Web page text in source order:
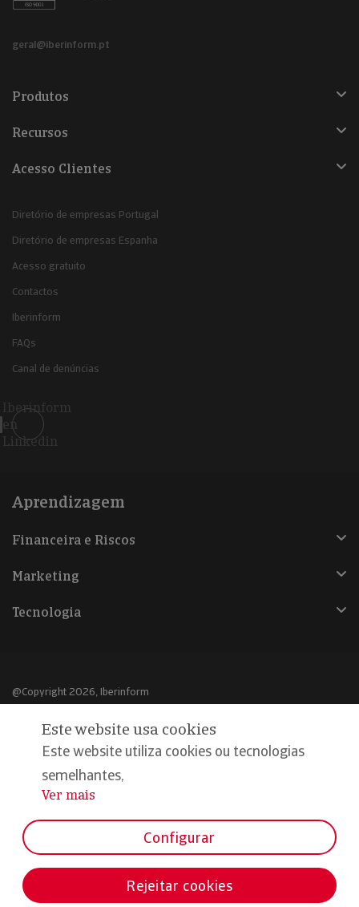
geral@iberinform.pt
Produtos
Recursos
Acesso Clientes
Diretório de empresas Portugal
Diretório de empresas Espanha
Acesso gratuito
Contactos
Iberinform
FAQs
Canal de denúncias
Iberinform
en
Linkedin
Aprendizagem
Financeira e Riscos
Marketing
Tecnologia
@Copyright 2026, Iberinform
Aviso legal
Política de cookies
Declaração de privacidade
Este website usa cookies
Este website utiliza cookies ou tecnologias
semelhantes,
...
Ver mais
Configurar
Rejeitar cookies